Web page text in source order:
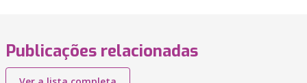
Publicações relacionadas